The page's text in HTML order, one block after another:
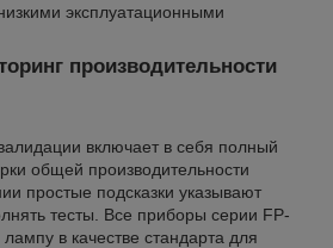
эксплуатационными
производительности
включает в себя полный
общей производительности
простые подсказки указывают
тесты. Все приборы серии FP-
в качестве стандарта для